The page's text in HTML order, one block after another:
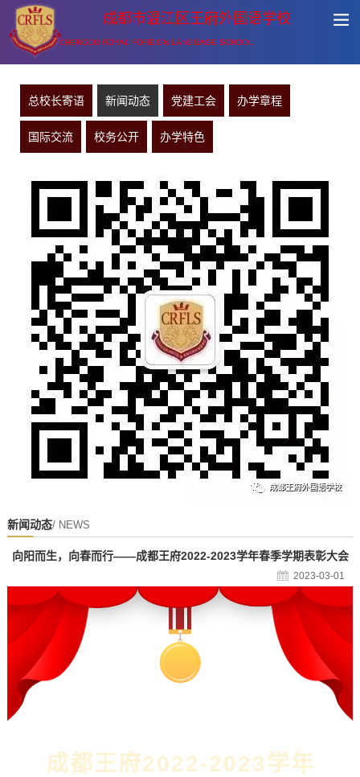
成都市温江区王府外国语学校
CHENGDU ROYAL FOREIGN LANGUAGE SCHOOL
总校长寄语 新闻动态 党建工会 办学章程
国际交流 校务公开 办学特色
新闻动态/ NEWS
向阳而生，向春而行——成都王府2022-2023学年春季学期表彰大会
2023-03-01
成都王府2022-2023学年